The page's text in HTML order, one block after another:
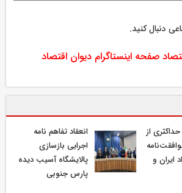
دنبال کنید.
صفحه اینستاگرام دیوان اقتصاد
از
ایران و
انعقاد تفاهم نامه
اجرایی بازسازی
پالایشگاه آسیب دیده
پارس جنوبی